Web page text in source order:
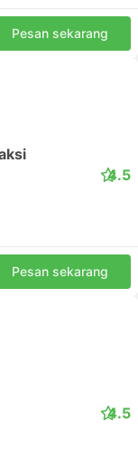
Pesan sekarang
4.5
Pesan sekarang
4.5